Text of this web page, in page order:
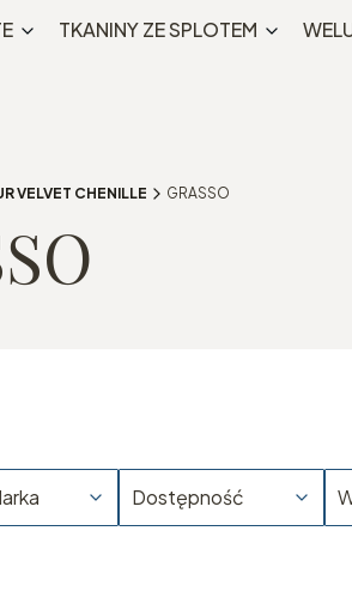
TKANINY ZE SPLOTEM
VELVET CHENILLE GRASSO
Dostępność